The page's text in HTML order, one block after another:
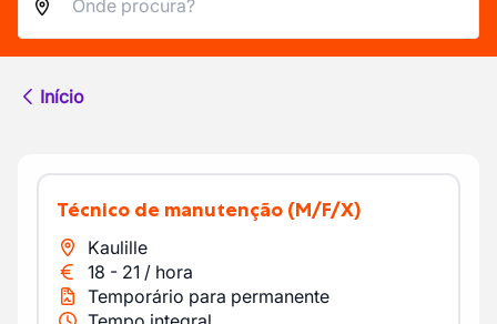
Início
Técnico de manutenção (M/F/X)
Kaulille
18 - 21 / hora
Temporário para permanente